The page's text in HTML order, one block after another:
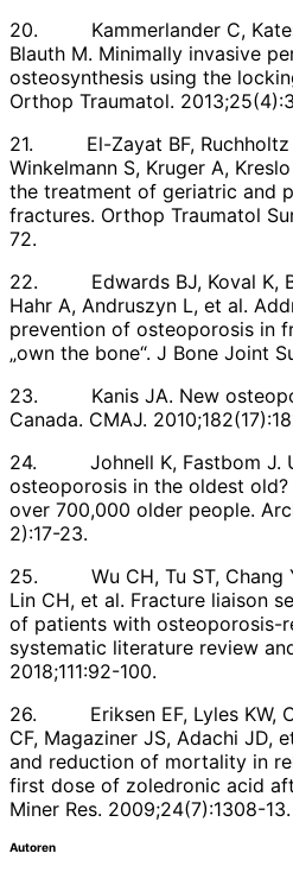
20. Kammerlander C, Kates
Blauth M. Minimally invasive
osteosynthesis using the
Orthop Traumatol.
21. El-Zayat BF, Ruchholtz
Winkelmann S, Kruger A,
the treatment of geriatric and
fractures. Orthop Traumatol
72.
22. Edwards BJ, Koval K,
Hahr A, Andruszyn L, et al.
prevention of osteoporosis in
„own the bone“. J Bone Joint
23. Kanis JA. New
Canada. CMAJ.
24. Johnell K, Fastbom J.
osteoporosis in the oldest
over 700,000 older people.
2):17-23.
25. Wu CH, Tu ST, Chang
Lin CH, et al. Fracture liaison
of patients with osteoporosis-
systematic literature review
2018;111:92-100.
26. Eriksen EF, Lyles KW,
CF, Magaziner JS, Adachi JD,
and reduction of mortality in
first dose of zoledronic acid
Miner Res. 2009;24(7):1308-13.
Autoren